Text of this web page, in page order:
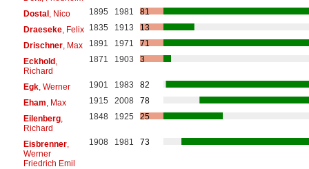
Dostal, Nico 1895 1981
81
Draeseke, Felix 1835 1913
13
Drischner, Max 1891 1971
71
Eckhold,
Richard
1871 1903 3
Egk, Werner 1901 1983
82
Eham , Max 1915 2008
78
Eilenberg,
Richard
1848 1925 25
Eisbrenner,
Werner
Friedrich Emil
1908 1981 73